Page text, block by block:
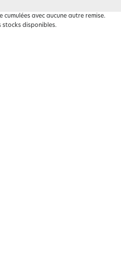
cumulées avec aucune autre remise.
stocks disponibles.